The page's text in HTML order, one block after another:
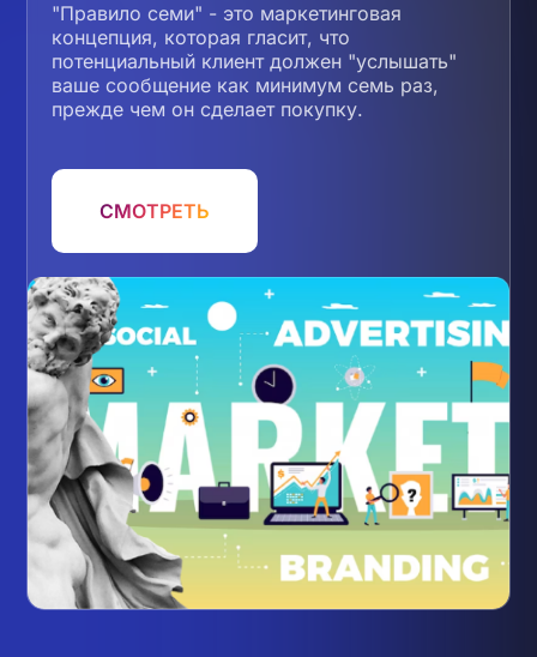
"Правило семи" - это маркетинговая
концепция, которая гласит, что
потенциальный клиент должен "услышать"
ваше сообщение как минимум семь раз,
прежде чем он сделает покупку.
СМОТРЕТЬ